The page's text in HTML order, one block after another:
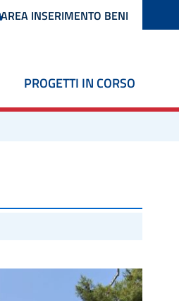
AREA INSERIMENTO BENI
PROGETTI IN CORSO